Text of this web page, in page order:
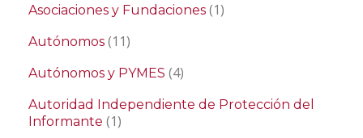
Asociaciones y Fundaciones (1)
Autónomos (11)
Autónomos y PYMES (4)
Autoridad Independiente de Protección del
Informante (1)